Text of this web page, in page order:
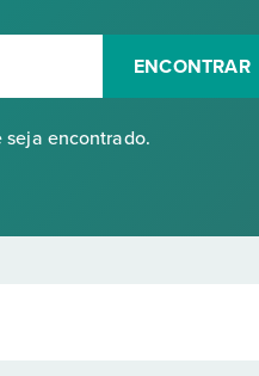
ENCONTRAR
seja encontrado.